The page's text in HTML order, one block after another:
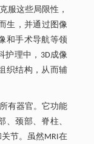
服这些局限性，
生，并通过图像
和手术导航等领
护理中，3D成像
织结构，从而辅
有器官。它功能
、颈部、脊柱、
节。虽然MRI在